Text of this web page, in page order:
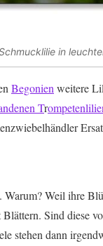
in
Begonien weitere
Tr
Weil ihre
Sind diese
stehen dann